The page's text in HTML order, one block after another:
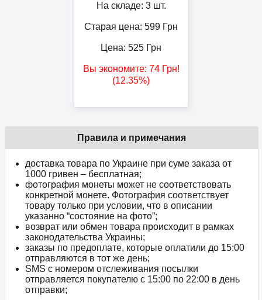
На складе: 3 шт.
Старая цена: 599 Грн
Цена: 525 Грн
Вы экономите: 74Грн!
(12.35%)
Правила и примечания
доставка товара по Украине при суме заказа от
1000 гривен – бесплатная;
фотография монеты может не соответствовать
конкретной монете. Фотография соответствует
товару только при условии, что в описании
указанно “состояние на фото”;
возврат или обмен товара происходит в рамках
законодательства Украины;
заказы по предоплате, которые оплатили до 15:00
отправляются в тот же день;
SMS с номером отслеживания посылки
отправляется покупателю с 15:00 по 22:00 в день
отправки;